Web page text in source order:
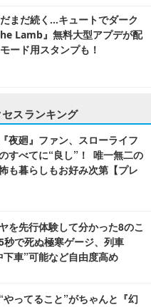
まだ続く…キュートでダーク
Lamb』無料大型アプデが配
ード用スタンプも！
スランキング
夜廻』ファン、スローライフ
すべてに“良し”！ 唯一無二の
も暮らしもお好み次第【プレ
を先行体験して分かった8のこ
で死ぬ極寒ゲージ、列車
下車”可能など自由度高め
やってること”がちゃんと『幻